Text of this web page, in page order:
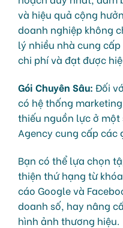
và hiệu quả cộng
doanh nghiệp không
lý nhiều nhà cung
chi phí và đạt được
Gói Chuyên Sâu: Đối
có hệ thống
thiếu nguồn lực ở
Agency cung cấp các
Bạn có thể lựa chọn
thiện thứ hạng từ
cáo Google và
doanh số, hay nâng
hình ảnh thương hiệu.